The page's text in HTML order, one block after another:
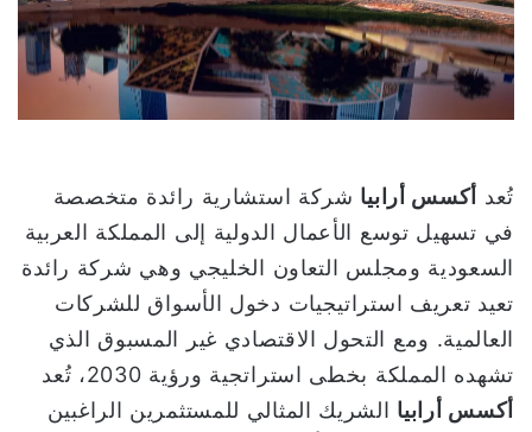
ا
إ
ك
ت
ن
ي
تُعد أكسس أرابيا شركة استشارية رائدة متخصصة
في تسهيل توسع الأعمال الدولية إلى المملكة العربية
السعودية ومجلس التعاون الخليجي وهي شركة رائدة
تعيد تعريف استراتيجيات دخول الأسواق للشركات
العالمية. ومع التحول الاقتصادي غير المسبوق الذي
تشهده المملكة بخطى استراتجية ورؤية 2030، تُعد
أكسس أرابيا الشريك المثالي للمستثمرين الراغبين